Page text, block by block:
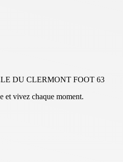
DU CLERMONT FOOT 63
et vivez chaque moment.